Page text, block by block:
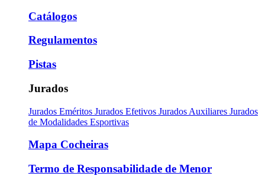
Catálogos
Regulamentos
Pistas
Jurados
Jurados Eméritos Jurados Efetivos Jurados Auxiliares Jurados
de Modalidades Esportivas
Mapa Cocheiras
Termo de Responsabilidade de Menor